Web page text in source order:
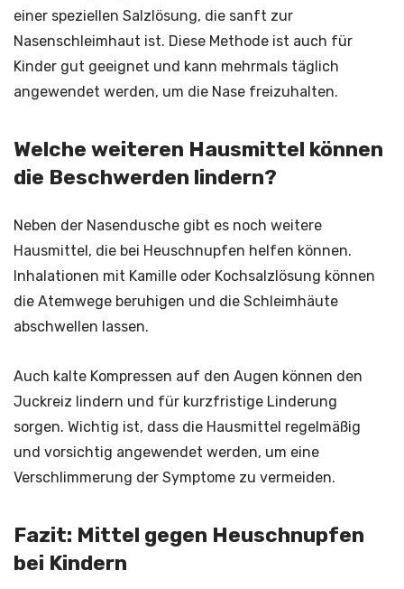
einer speziellen Salzlösung, die sanft zur
Nasenschleimhaut ist. Diese Methode ist auch für
Kinder gut geeignet und kann mehrmals täglich
angewendet werden, um die Nase freizuhalten.
Welche weiteren Hausmittel können
die Beschwerden lindern?
Neben der Nasendusche gibt es noch weitere
Hausmittel, die bei Heuschnupfen helfen können.
Inhalationen mit Kamille oder Kochsalzlösung können
die Atemwege beruhigen und die Schleimhäute
abschwellen lassen.
Auch kalte Kompressen auf den Augen können den
Juckreiz lindern und für kurzfristige Linderung
sorgen. Wichtig ist, dass die Hausmittel regelmäßig
und vorsichtig angewendet werden, um eine
Verschlimmerung der Symptome zu vermeiden.
Fazit: Mittel gegen Heuschnupfen
bei Kindern